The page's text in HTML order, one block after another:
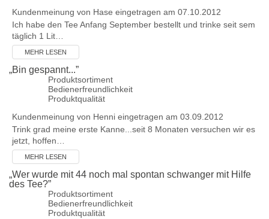
Kundenmeinung von Hase eingetragen am 07.10.2012
Ich habe den Tee Anfang September bestellt und trinke seit sem
täglich 1 Lit…
MEHR LESEN
„Bin gespannt...”
Produktsortiment
Bedienerfreundlichkeit
Produktqualität
Kundenmeinung von Henni eingetragen am 03.09.2012
Trink grad meine erste Kanne...seit 8 Monaten versuchen wir es
jetzt, hoffen…
MEHR LESEN
„Wer wurde mit 44 noch mal spontan schwanger mit Hilfe
des Tee?”
Produktsortiment
Bedienerfreundlichkeit
Produktqualität